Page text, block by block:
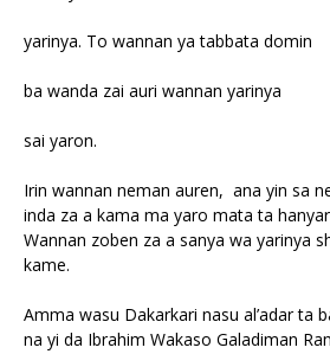
yarinya. To wannan ya tabbata domin
ba wanda zai auri wannan yarinya
sai yaron.
Irin wannan neman auren, ana yin sa
inda za a kama ma yaro mata ta
Wannan zoben za a sanya wa yarinya
kame.
Amma wasu Dakarkari nasu al’adar ta
na yi da Ibrahim Wakaso Galadiman